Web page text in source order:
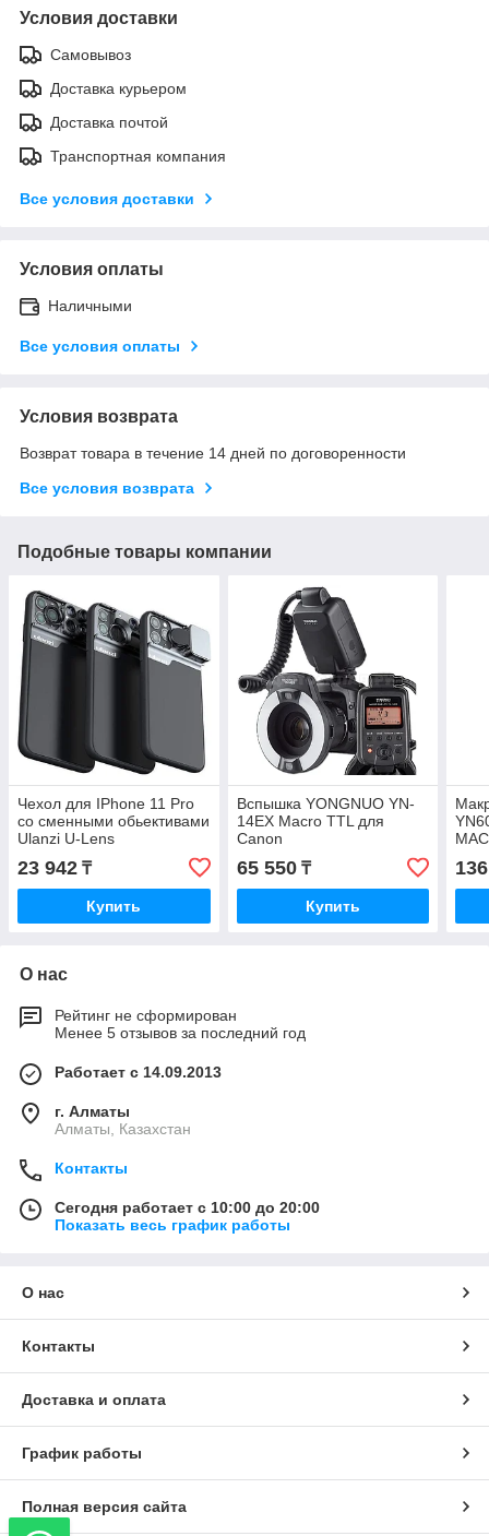
Условия доставки
Самовывоз
Доставка курьером
Доставка почтой
Транспортная компания
Все условия доставки
Условия оплаты
Наличными
Все условия оплаты
Условия возврата
Возврат товара в течение 14 дней по договоренности
Все условия возврата
Подобные товары компании
Чехол для IPhone 11 Pro
со сменными обьективами
Ulanzi U-Lens
23 942 ₸
Купить
Вспышка YONGNUO YN-
14EX Macro TTL для
Canon
65 550₸
Купить
О нас
Рейтинг не сформирован
Менее 5 отзывов за последний год
Работает с 14.09.2013
г. Алматы
Алматы, Казахстан
Контакты
Сегодня работает с 10:00 до 20:00
Показать весь график работы
О нас
Контакты
Доставка и оплата
График работы
Полная версия сайта